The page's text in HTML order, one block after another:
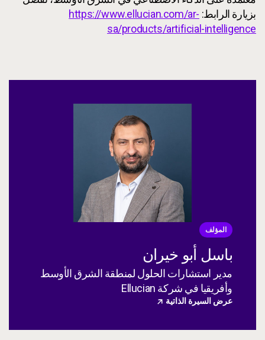
بزيارة الرابط:https://www.ellucian.com/ar-
sa/products/artificial-intelligence
المؤلف
باسل أبو خيران
مدير استشارات الحلول لمنطقة الشرق الأوسط
وأفريقيا في شركة Ellucian
عرض السيرة الذاتية